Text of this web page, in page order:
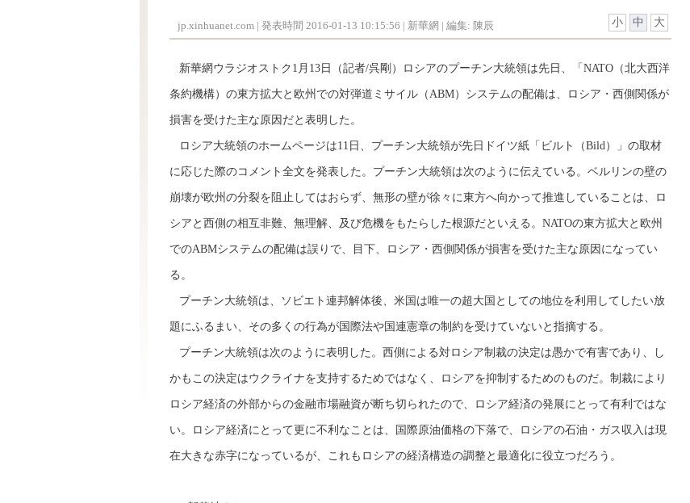
jp.xinhuanet.com | 発表時間 2016-01-13 10:15:56 | 新華網 | 編集: 陳辰 小 中 大
新華網ウラジオストク1月13日（記者/呉剛）ロシアのプーチン大統領は先日、「NATO（北大西洋
条約機構）の東方拡大と欧州での対弾道ミサイル（ABM）システムの配備は、ロシア・西側関係が
損害を受けた主な原因だと表明した。
ロシア大統領のホームページは11日、プーチン大統領が先日ドイツ紙「ビルト（Bild）」の取材
に応じた際のコメント全文を発表した。プーチン大統領は次のように伝えている。ベルリンの壁の
崩壊が欧州の分裂を阻止してはおらず、無形の壁が徐々に東方へ向かって推進していることは、ロ
シアと西側の相互非難、無理解、及び危機をもたらした根源だといえる。NATOの東方拡大と欧州
でのABMシステムの配備は誤りで、目下、ロシア・西側関係が損害を受けた主な原因になってい
る。
プーチン大統領は、ソビエト連邦解体後、米国は唯一の超大国としての地位を利用してしたい放
題にふるまい、その多くの行為が国際法や国連憲章の制約を受けていないと指摘する。
プーチン大統領は次のように表明した。西側による対ロシア制裁の決定は愚かで有害であり、し
かもこの決定はウクライナを支持するためではなく、ロシアを抑制するためのものだ。制裁により
ロシア経済の外部からの金融市場融資が断ち切られたので、ロシア経済の発展にとって有利ではな
い。ロシア経済にとって更に不利なことは、国際原油価格の下落で、ロシアの石油・ガス収入は現
在大きな赤字になっているが、これもロシアの経済構造の調整と最適化に役立つだろう。